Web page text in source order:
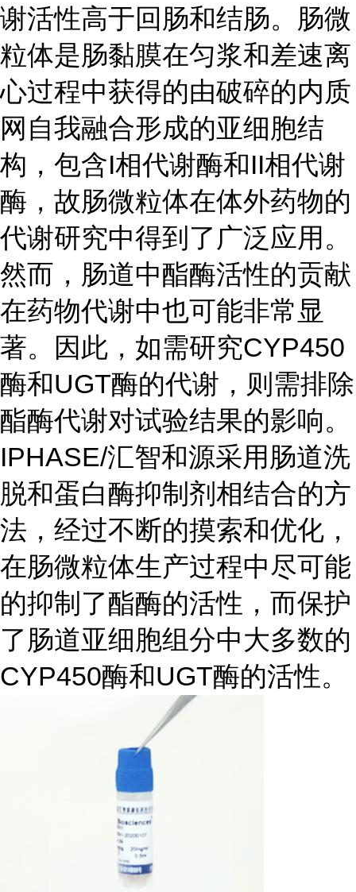
谢活性高于回肠和结肠。肠微
粒体是肠黏膜在匀浆和差速离
心过程中获得的由破碎的内质
网自我融合形成的亚细胞结
构，包含I相代谢酶和II相代谢
酶，故肠微粒体在体外药物的
代谢研究中得到了广泛应用。
然而，肠道中酯酶活性的贡献
在药物代谢中也可能非常显
著。因此，如需研究CYP450
酶和UGT酶的代谢，则需排除
酯酶代谢对试验结果的影响。
IPHASE/汇智和源采用肠道洗
脱和蛋白酶抑制剂相结合的方
法，经过不断的摸索和优化，
在肠微粒体生产过程中尽可能
的抑制了酯酶的活性，而保护
了肠道亚细胞组分中大多数的
CYP450酶和UGT酶的活性。